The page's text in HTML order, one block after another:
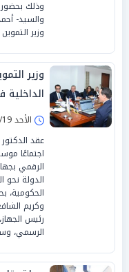
وذلك بحضور
والسيد-
وزير
وزير
الأحد 19/أبريل/2026 - 08:26 م
عقد
اجتماعًا
الرقمي
الدولة نحو
الحكومية،
وكريم
رئيس
الرسمي،